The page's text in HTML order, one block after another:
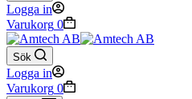
Logga in
Varukorg 0
Sök
Logga in
Varukorg 0